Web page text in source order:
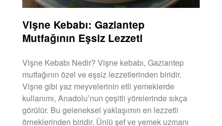
Vişne Kebabı: Gaziantep
Mutfağının Eşsiz Lezzeti
Vişne Kebabı Nedir? Vişne kebabı, Gaziantep
mutfağının özel ve eşsiz lezzetlerinden biridir.
Vişne gibi yaz meyvelerinin etli yemeklerde
kullanımı, Anadolu’nun çeşitli yörelerinde sıkça
görülür. Bu geleneksel yaklaşımın en lezzetli
örneklerinden biridir. Ünlü şef ve yemek uzmanı